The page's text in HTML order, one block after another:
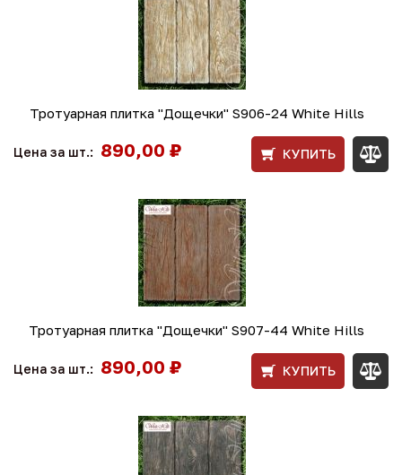
Тротуарная плитка "Дощечки" S906-24 White Hills
Цена за шт.: 890,00 ₽ КУПИТЬ
Тротуарная плитка "Дощечки" S907-44 White Hills
Цена за шт.: 890,00 ₽ КУПИТЬ